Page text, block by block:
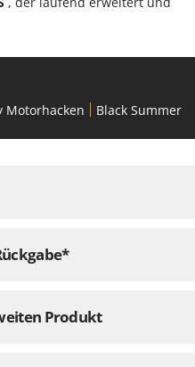
Motorhacken Black Summer
Produkt